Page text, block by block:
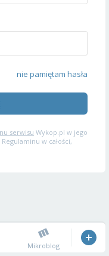
nie pamiętam hasła
serwisu Wykop.pl w jego
w całości,
Mikroblog